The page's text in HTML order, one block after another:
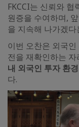
FKCCI는 신뢰와
원증을 수여하며,
을 지속해 나가겠
이번 오찬은 외국
전을 재확인하는
내 외국인 투자 환
다.